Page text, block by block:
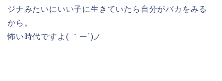
ジナみたいにいい子に生きていたら自分がバカをみる
から。
怖い時代ですよ( ｀ー´)ノ